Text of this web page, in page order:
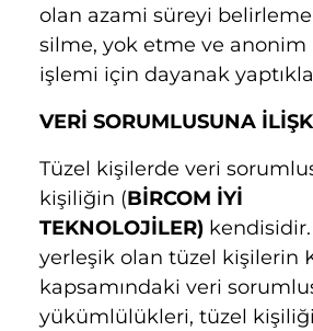
olan azami süreyi
silme, yok etme ve
işlemi için dayanak
VERİ SORUMLUSUNA
Tüzel kişilerde veri
kişiliğin (BİRCOM İYİ
TEKNOLOJİLER) kendisidir.
yerleşik olan tüzel kişilerin
kapsamındaki veri
yükümlülükleri, tüzel